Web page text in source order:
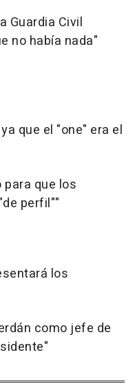
Guardia Civil
no había nada"
que el "one" era el
para que los
perfil""
los
como jefe de